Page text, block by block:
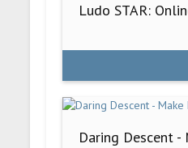
Ludo STAR:
Daring Descent -